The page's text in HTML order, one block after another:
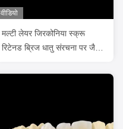
वीडियो
मल्टी लेयर जिरकोनिया स्क्रू
रिटेनड ब्रिज धातु संरचना पर जैव